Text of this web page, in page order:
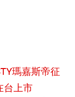
瑪嘉斯帝征
台上市